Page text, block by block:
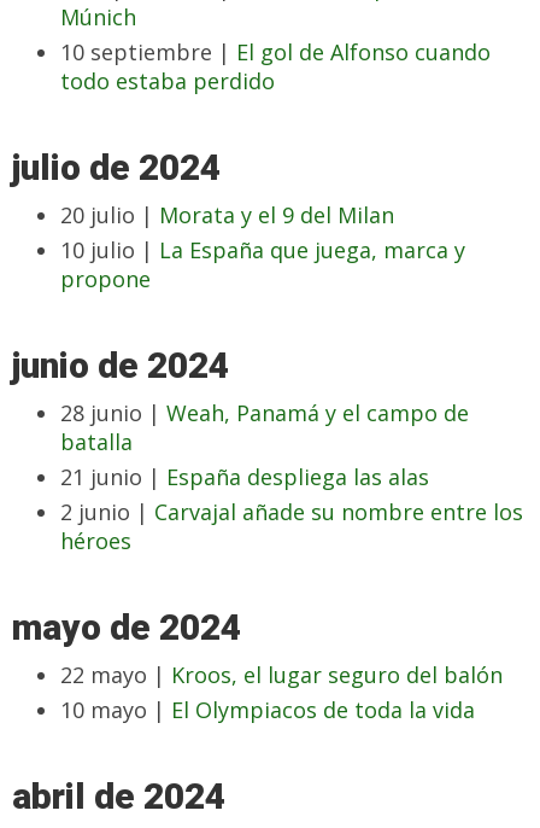
Múnich
10 septiembre | El gol de Alfonso cuando
todo estaba perdido
julio de 2024
20 julio | Morata y el 9 del Milan
10 julio | La España que juega, marca y
propone
junio de 2024
28 junio | Weah, Panamá y el campo de
batalla
21 junio | España despliega las alas
2 junio | Carvajal añade su nombre entre los
héroes
mayo de 2024
22 mayo | Kroos, el lugar seguro del balón
10 mayo | El Olympiacos de toda la vida
abril de 2024